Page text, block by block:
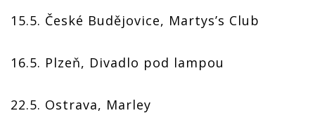
15.5. České Budějovice, Martys’s Club
16.5. Plzeň, Divadlo pod lampou
22.5. Ostrava, Marley